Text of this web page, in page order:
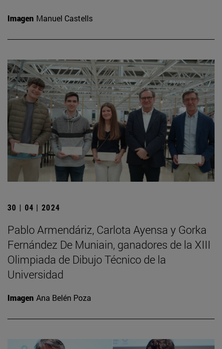
Imagen Manuel Castells
30 | 04 | 2024
Pablo Armendáriz, Carlota Ayensa y Gorka
Fernández De Muniain, ganadores de la XIII
Olimpiada de Dibujo Técnico de la
Universidad
Imagen Ana Belén Poza